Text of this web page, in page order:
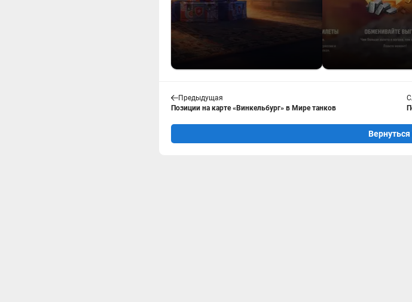
Предыдущая
Позиции на карте «Винкельбург» в Мире танков
Вернуться